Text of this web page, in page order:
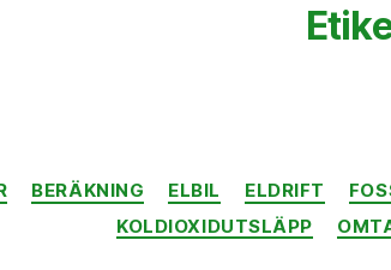
BERÄKNING ELBIL ELDRIFT
KOLDIOXIDUTSLÄPP